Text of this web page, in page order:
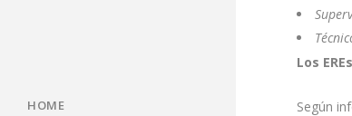
HOME
Los
Según